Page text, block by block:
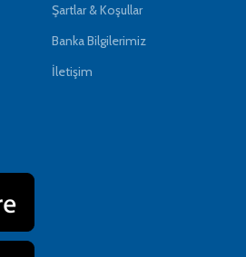
Şartlar & Koşullar
Banka Bilgilerimiz
İletişim